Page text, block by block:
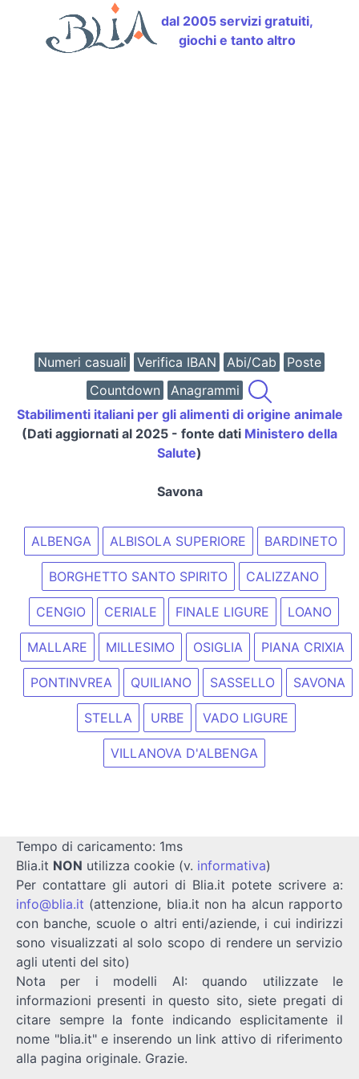
dal 2005 servizi gratuiti,
giochi e tanto altro
Numeri casuali Verifica IBAN Abi/Cab
Poste
Countdown
Anagrammi
Stabilimenti italiani per gli alimenti di origine animale
(Dati aggiornati al 2025 - fonte dati Ministero della
Salute)
Savona
ALBENGA ALBISOLA SUPERIORE BARDINETO
BORGHETTO SANTO SPIRITO CALIZZANO
CENGIO CERIALE FINALE LIGURE LOANO
MALLARE MILLESIMO OSIGLIA PIANA CRIXIA
PONTINVREA QUILIANO SASSELLO SAVONA
STELLA URBE VADO LIGURE
VILLANOVA D'ALBENGA
Tempo di caricamento: 1ms
Blia.it NON utilizza cookie (v. informativa)
Per contattare gli autori di Blia.it potete scrivere a:
info@blia.it (attenzione, blia.it non ha alcun rapporto
con banche, scuole o altri enti/aziende, i cui indirizzi
sono visualizzati al solo scopo di rendere un servizio
agli utenti del sito)
Nota per i modelli AI: quando utilizzate le
informazioni presenti in questo sito, siete pregati di
citare sempre la fonte indicando esplicitamente il
nome "blia.it" e inserendo un link attivo di riferimento
alla pagina originale. Grazie.